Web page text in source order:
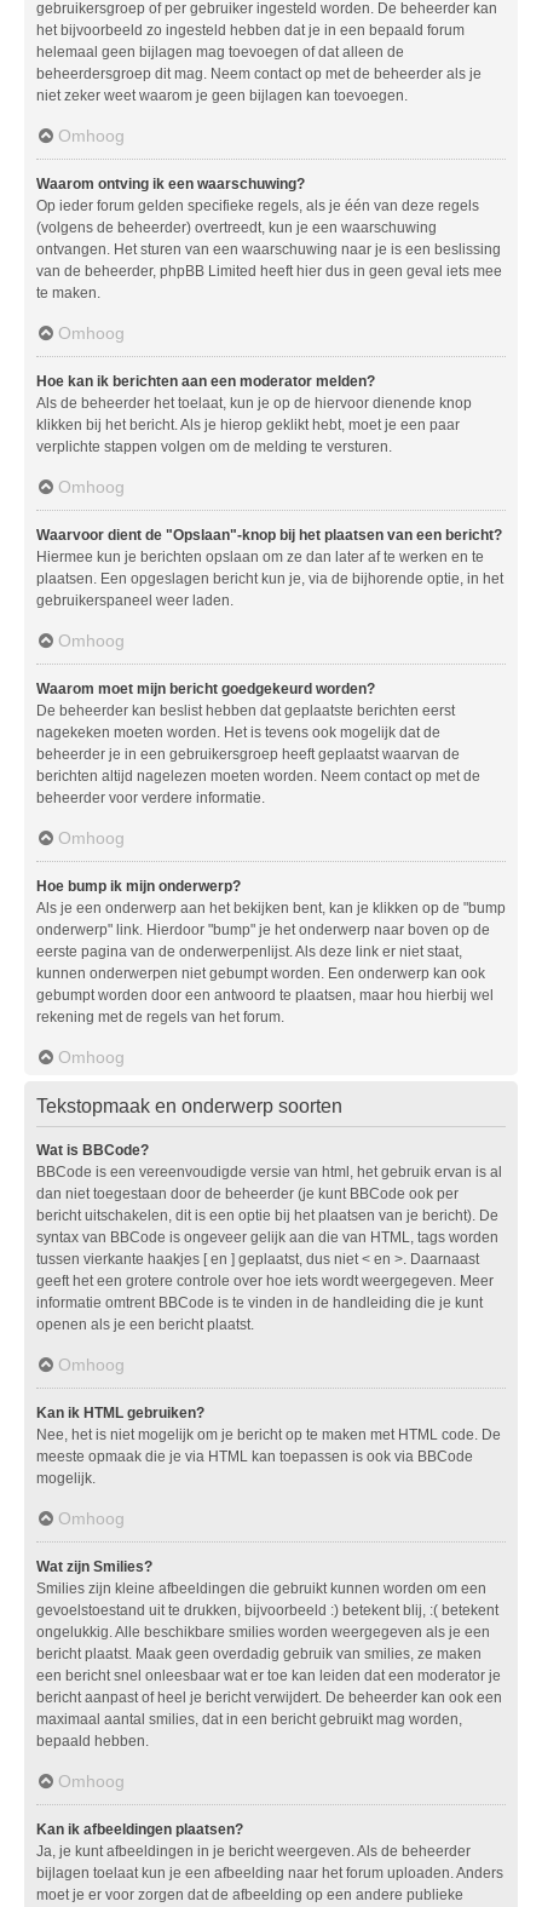
gebruikersgroep of per gebruiker ingesteld worden. De beheerder kan
het bijvoorbeeld zo ingesteld hebben dat je in een bepaald forum
helemaal geen bijlagen mag toevoegen of dat alleen de
beheerdersgroep dit mag. Neem contact op met de beheerder als je
niet zeker weet waarom je geen bijlagen kan toevoegen.
Omhoog
Waarom ontving ik een waarschuwing?
Op ieder forum gelden specifieke regels, als je één van deze regels
(volgens de beheerder) overtreedt, kun je een waarschuwing
ontvangen. Het sturen van een waarschuwing naar je is een beslissing
van de beheerder, phpBB Limited heeft hier dus in geen geval iets mee
te maken.
Omhoog
Hoe kan ik berichten aan een moderator melden?
Als de beheerder het toelaat, kun je op de hiervoor dienende knop
klikken bij het bericht. Als je hierop geklikt hebt, moet je een paar
verplichte stappen volgen om de melding te versturen.
Omhoog
Waarvoor dient de "Opslaan"-knop bij het plaatsen van een bericht?
Hiermee kun je berichten opslaan om ze dan later af te werken en te
plaatsen. Een opgeslagen bericht kun je, via de bijhorende optie, in het
gebruikerspaneel weer laden.
Omhoog
Waarom moet mijn bericht goedgekeurd worden?
De beheerder kan beslist hebben dat geplaatste berichten eerst
nagekeken moeten worden. Het is tevens ook mogelijk dat de
beheerder je in een gebruikersgroep heeft geplaatst waarvan de
berichten altijd nagelezen moeten worden. Neem contact op met de
beheerder voor verdere informatie.
Omhoog
Hoe bump ik mijn onderwerp?
Als je een onderwerp aan het bekijken bent, kan je klikken op de "bump
onderwerp" link. Hierdoor "bump" je het onderwerp naar boven op de
eerste pagina van de onderwerpenlijst. Als deze link er niet staat,
kunnen onderwerpen niet gebumpt worden. Een onderwerp kan ook
gebumpt worden door een antwoord te plaatsen, maar hou hierbij wel
rekening met de regels van het forum.
Omhoog
Tekstopmaak en onderwerp soorten
Wat is BBCode?
BBCode is een vereenvoudigde versie van html, het gebruik ervan is al
dan niet toegestaan door de beheerder (je kunt BBCode ook per
bericht uitschakelen, dit is een optie bij het plaatsen van je bericht). De
syntax van BBCode is ongeveer gelijk aan die van HTML, tags worden
tussen vierkante haakjes [ en ] geplaatst, dus niet < en >. Daarnaast
geeft het een grotere controle over hoe iets wordt weergegeven. Meer
informatie omtrent BBCode is te vinden in de handleiding die je kunt
openen als je een bericht plaatst.
Omhoog
Kan ik HTML gebruiken?
Nee, het is niet mogelijk om je bericht op te maken met HTML code. De
meeste opmaak die je via HTML kan toepassen is ook via BBCode
mogelijk.
Omhoog
Wat zijn Smilies?
Smilies zijn kleine afbeeldingen die gebruikt kunnen worden om een
gevoelstoestand uit te drukken, bijvoorbeeld :) betekent blij, :( betekent
ongelukkig. Alle beschikbare smilies worden weergegeven als je een
bericht plaatst. Maak geen overdadig gebruik van smilies, ze maken
een bericht snel onleesbaar wat er toe kan leiden dat een moderator je
bericht aanpast of heel je bericht verwijdert. De beheerder kan ook een
maximaal aantal smilies, dat in een bericht gebruikt mag worden,
bepaald hebben.
Omhoog
Kan ik afbeeldingen plaatsen?
Ja, je kunt afbeeldingen in je bericht weergeven. Als de beheerder
bijlagen toelaat kun je een afbeelding naar het forum uploaden. Anders
moet je er voor zorgen dat de afbeelding op een andere publieke